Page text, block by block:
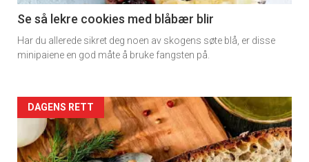
11
Dagens
Se så lekre cookies med blåbær blir
Har du allerede sikret deg noen av skogens søte blå, er disse
minipaiene en god måte å bruke fangsten på.
Artikler
detail
DAGENS RETT